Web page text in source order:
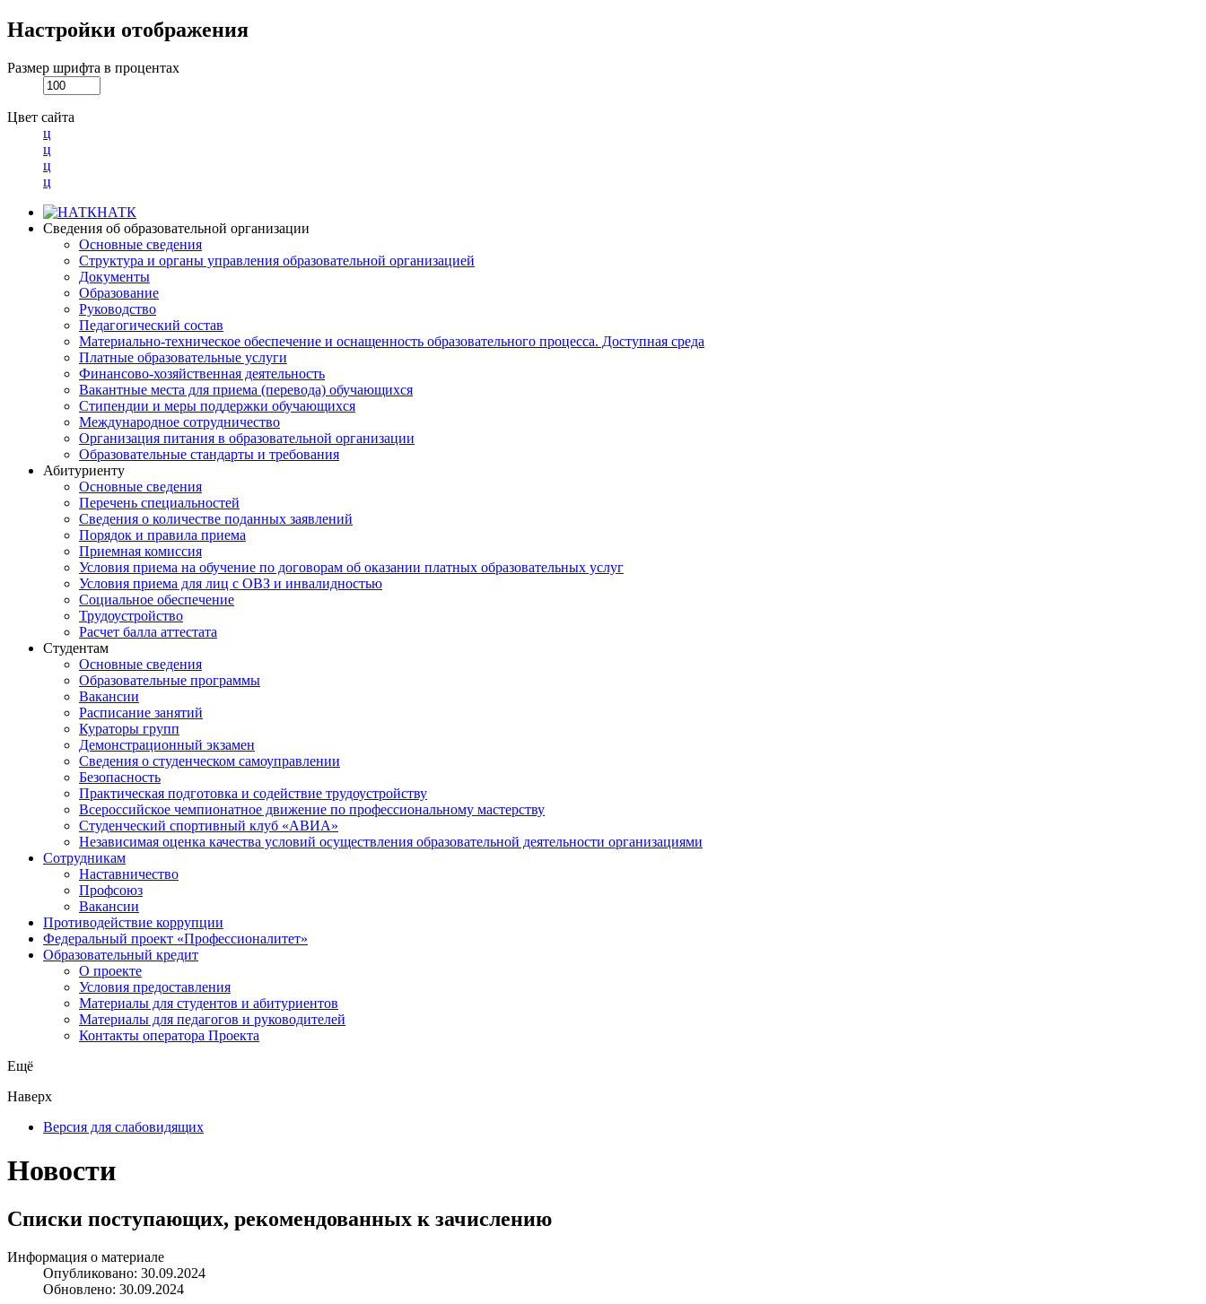
Настройки отображения
Размер шрифта в процентах
Цвет сайта
ц
ц
ц
ц
НАТК
Сведения об образовательной организации
Основные сведения
Структура и органы управления образовательной организацией
Документы
Образование
Руководство
Педагогический состав
Материально-техническое обеспечение и оснащенность образовательного процесса. Доступная среда
Платные образовательные услуги
Финансово-хозяйственная деятельность
Вакантные места для приема (перевода) обучающихся
Стипендии и меры поддержки обучающихся
Международное сотрудничество
Организация питания в образовательной организации
Образовательные стандарты и требования
Абитуриенту
Основные сведения
Перечень специальностей
Cведения о количестве поданных заявлений
Порядок и правила приема
Приемная комиссия
Условия приема на обучение по договорам об оказании платных образовательных услуг
Условия приема для лиц с ОВЗ и инвалидностью
Социальное обеспечение
Трудоустройство
Расчет балла аттестата
Студентам
Основные сведения
Образовательные программы
Вакансии
Расписание занятий
Кураторы групп
Демонстрационный экзамен
Сведения о студенческом самоуправлении
Безопасность
Практическая подготовка и содействие трудоустройству
Всероссийское чемпионатное движение по профессиональному мастерству
Студенческий спортивный клуб «АВИА»
Независимая оценка качества условий осуществления образовательной деятельности организациями
Сотрудникам
Наставничество
Профсоюз
Вакансии
Противодействие коррупции
Федеральный проект «Профессионалитет»
Образовательный кредит
О проекте
Условия предоставления
Материалы для студентов и абитуриентов
Материалы для педагогов и руководителей
Контакты оператора Проекта
Ещё
Наверх
Версия для слабовидящих
Новости
Списки поступающих, рекомендованных к зачислению
Информация о материале
Опубликовано: 30.09.2024
Обновлено: 30.09.2024